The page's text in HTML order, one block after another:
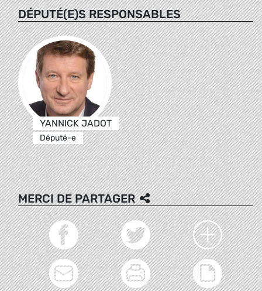
DÉPUTÉ(E)S RESPONSABLES
YANNICK JADOT
Député-e
MERCI DE PARTAGER